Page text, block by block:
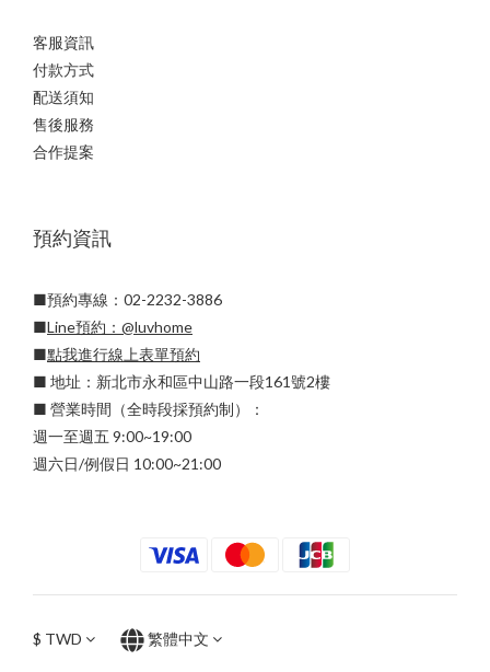
客服資訊
付款方式
配送須知
售後服務
合作提案
預約資訊
■預約專線：02-2232-3886
■Line預約： @luvhome
■點我進行線上表單預約
■ 地址：新北市永和區中山路一段161號2樓
■ 營業時間（全時段採預約制）：
週一至週五 9:00~19:00
週六日/例假日 10:00~21:00
$ TWD 繁體中文